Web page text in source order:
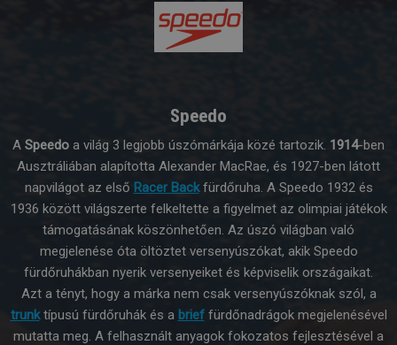
Speedo
A Speedo a világ 3 legjobb úszómárkája közé tartozik. 1914-ben
Ausztráliában alapította Alexander MacRae, és 1927-ben látott
napvilágot az első Racer Backfürdőruha. A Speedo 1932 és
1936 között világszerte felkeltette a figyelmet az olimpiai játékok
támogatásának köszönhetően. Az úszó világban való
megjelenése óta öltöztet versenyúszókat, akik Speedo
fürdőruhákban nyerik versenyeiket és képviselik országaikat.
Azt a tényt, hogy a márka nem csak versenyúszóknak szól, a
trunktípusú fürdőruhák és a brieffürdőnadrágok megjelenésével
mutatta meg. A felhasznált anyagok fokozatos fejlesztésével a